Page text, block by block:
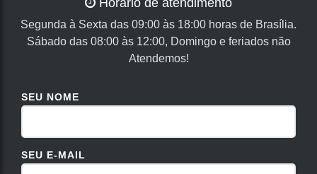
Horário de atendimento
Segunda à Sexta das 09:00 às 18:00 horas de Brasília.
Sábado das 08:00 às 12:00, Domingo e feriados não
Atendemos!
SEU NOME
SEU E-MAIL